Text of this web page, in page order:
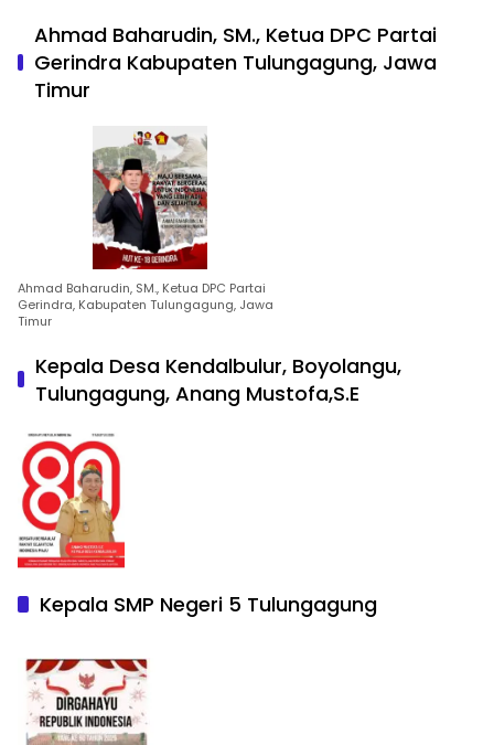
Ahmad Baharudin, SM., Ketua DPC Partai
Gerindra Kabupaten Tulungagung, Jawa
Timur
Ahmad Baharudin, SM., Ketua DPC Partai
Gerindra, Kabupaten Tulungagung, Jawa
Timur
Kepala Desa Kendalbulur, Boyolangu,
Tulungagung, Anang Mustofa,S.E
Kepala SMP Negeri 5 Tulungagung